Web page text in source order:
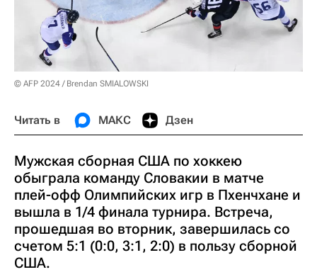
© AFP 2024 / Brendan SMIALOWSKI
Читать в МАКС Дзен
Мужская сборная США по хоккею
обыграла команду Словакии в матче
плей-офф Олимпийских игр в Пхенчхане и
вышла в 1/4 финала турнира. Встреча,
прошедшая во вторник, завершилась со
счетом 5:1 (0:0, 3:1, 2:0) в пользу сборной
США.